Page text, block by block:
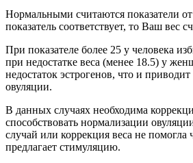
Нормальными считаются показатели
показатель соответствует, то Ваш вес
При показателе более 25 у человека
при недостатке веса (менее 18.5) у
недостаток эстрогенов, что и
овуляции.
В данных случаях необходима
способствовать нормализации
случай или коррекция веса не помогла
предлагает стимуляцию.